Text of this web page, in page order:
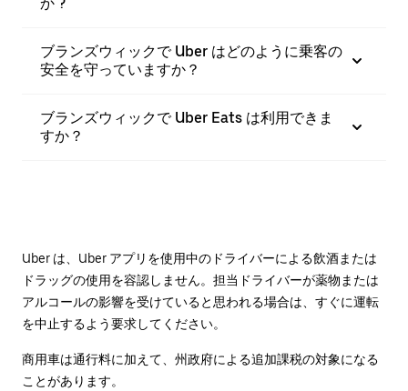
ブランズウィックで Uber はどのように乗客の
安全を守っていますか？
ブランズウィックで Uber Eats は利用できま
すか？
Uber は、Uber アプリを使用中のドライバーによる飲酒または
ドラッグの使用を容認しません。担当ドライバーが薬物または
アルコールの影響を受けていると思われる場合は、すぐに運転
を中止するよう要求してください。
商用車は通行料に加えて、州政府による追加課税の対象になる
ことがあります。